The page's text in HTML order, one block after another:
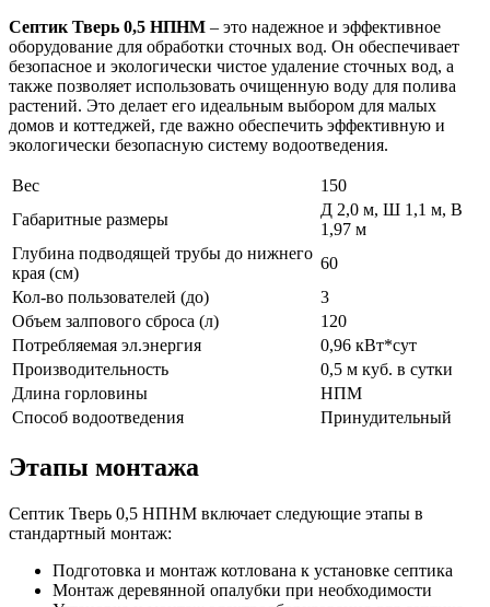
Септик Тверь 0,5 НПНМ – это надежное и эффективное
оборудование для обработки сточных вод. Он обеспечивает
безопасное и экологически чистое удаление сточных вод, а
также позволяет использовать очищенную воду для полива
растений. Это делает его идеальным выбором для малых
домов и коттеджей, где важно обеспечить эффективную и
экологически безопасную систему водоотведения.
Вес
150
Габаритные размеры
Д 2,0 м, Ш 1,1 м, В
1,97 м
Глубина подводящей трубы до нижнего
края (см)
60
Кол-во пользователей (до)
3
Объем залпового сброса (л)
120
Потребляемая эл.энергия
0,96 кВт*сут
Производительность
0,5 м куб. в сутки
Длина горловины
НПМ
Способ водоотведения
Принудительный
Этапы монтажа
Септик Тверь 0,5 НПНМ включает следующие этапы в
стандартный монтаж:
Подготовка и монтаж котлована к установке септика
Монтаж деревянной опалубки при необходимости